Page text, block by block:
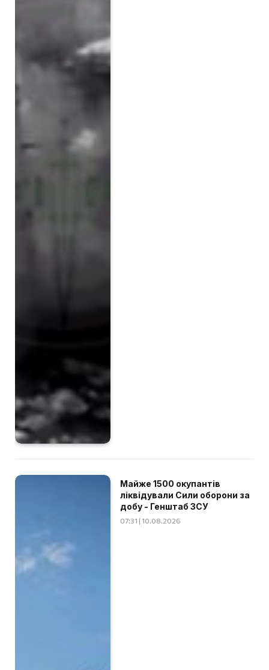
Майже 1500 окупантів
ліквідували Сили оборони за
добу - Генштаб ЗСУ
07:31 | 10.08.2026